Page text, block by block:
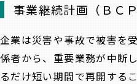
事業継続計画（ＢＣＰ
企業は災害や事故で被害を
係者から、重要業務が中断
るだけ短い期間で再開する